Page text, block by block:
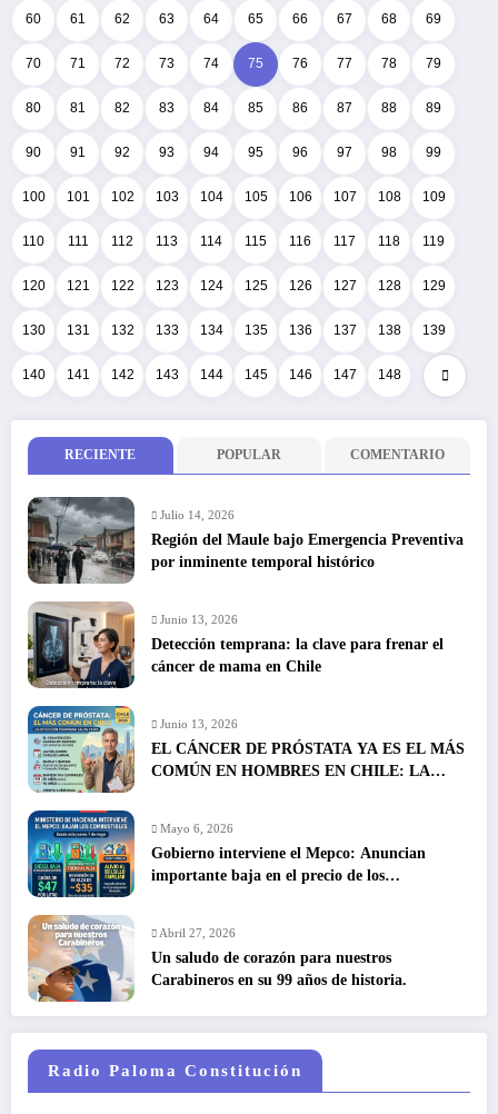
60 61 62 63 64 65 66 67 68 69
70 71 72 73 74 75 76 77 78 79
80 81 82 83 84 85 86 87 88 89
90 91 92 93 94 95 96 97 98 99
100 101 102 103 104 105 106 107 108 109
110 111 112 113 114 115 116 117 118 119
120 121 122 123 124 125 126 127 128 129
130 131 132 133 134 135 136 137 138 139
140 141 142 143 144 145 146 147 148
RECIENTE POPULAR COMENTARIO
Julio 14, 2026
Región del Maule bajo Emergencia Preventiva
por inminente temporal histórico
Junio 13, 2026
Detección temprana: la clave para frenar el
cáncer de mama en Chile
Junio 13, 2026
EL CÁNCER DE PRÓSTATA YA ES EL MÁS
COMÚN EN HOMBRES EN CHILE: LA
Mayo 6, 2026
Gobierno interviene el Mepco: Anuncian
importante baja en el precio de los
Abril 27, 2026
Un saludo de corazón para nuestros
Carabineros en su 99 años de historia.
Radio Paloma Constitución